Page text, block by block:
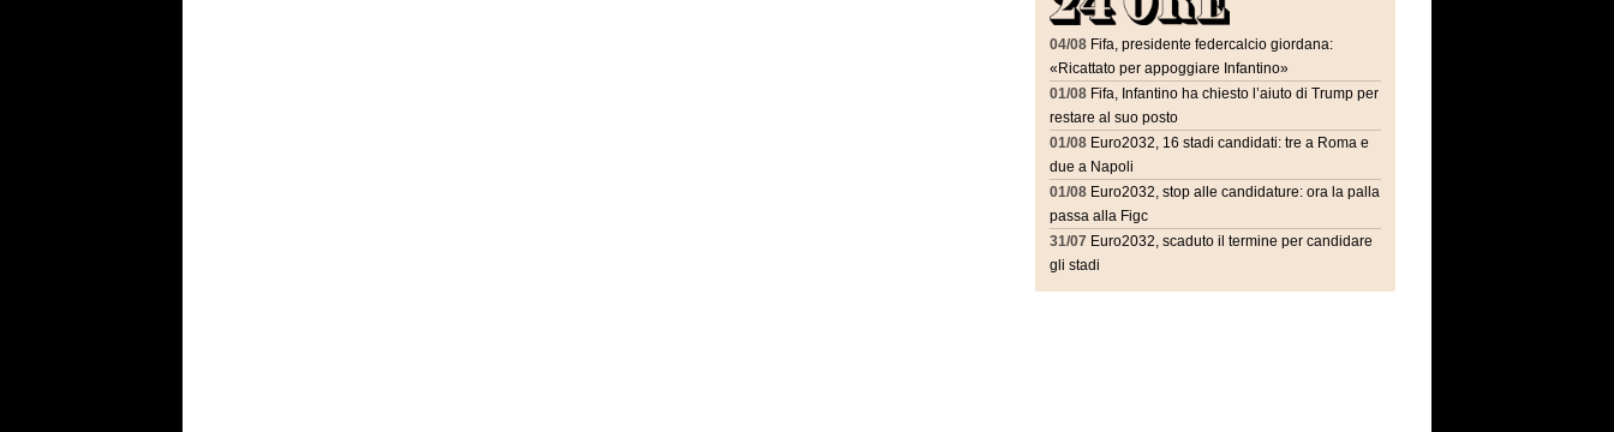
04/08 Fifa, presidente federcalcio giordana:
«Ricattato per appoggiare Infantino»
01/08 Fifa, Infantino ha chiesto l’aiuto di Trump per
restare al suo posto
01/08 Euro2032, 16 stadi candidati: tre a Roma e
due a Napoli
01/08 Euro2032, stop alle candidature: ora la palla
passa alla Figc
31/07 Euro2032, scaduto il termine per candidare
gli stadi